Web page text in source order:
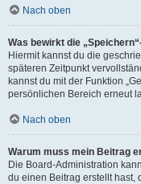
Nach oben
Was bewirkt die
Hiermit kannst du die
späteren Zeitpunkt
kannst du mit der Funktion
persönlichen Bereich erneut
Nach oben
Warum muss mein Beitrag
Die Board-Administration
du einen Beitrag erstellt hast,